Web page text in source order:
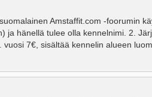
Amstaffit.com -foorumin
ja hänellä tulee olla kennelnimi. 2.
7€, sisältää kennelin alueen